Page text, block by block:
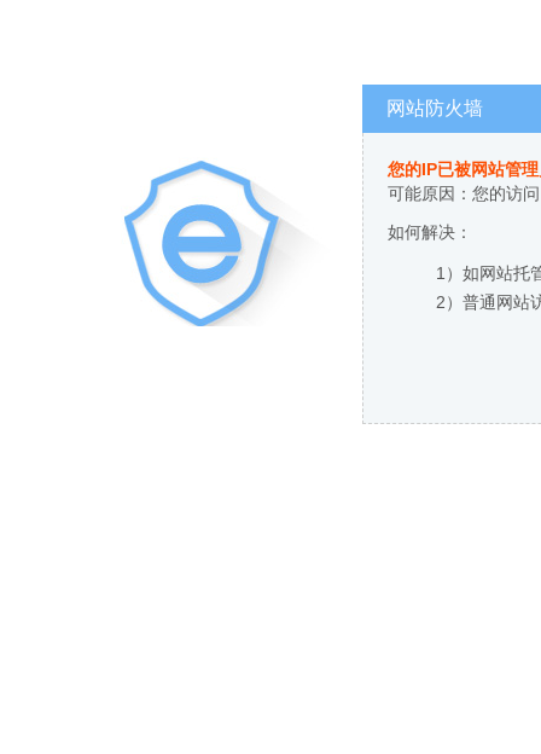
网站防火墙
您的IP已被网站管
可能原因：您的访
如何解决：
1）如网站托
2）普通网站